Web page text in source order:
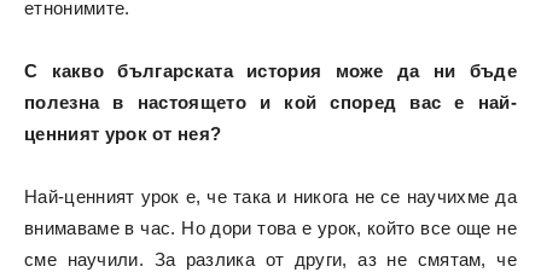
етнонимите.
С какво българската история може да ни бъде
полезна в настоящето и кой според вас е най-
ценният урок от нея?
Най-ценният урок е, че така и никога не се научихме да
внимаваме в час. Но дори това е урок, който все още не
сме научили. За разлика от други, аз не смятам, че